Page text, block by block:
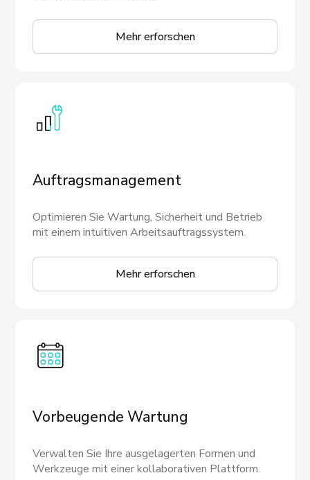
Mehr erforschen
Auftragsmanagement
Optimieren Sie Wartung, Sicherheit und Betrieb
mit einem intuitiven Arbeitsauftragssystem.
Mehr erforschen
Vorbeugende Wartung
Verwalten Sie Ihre ausgelagerten Formen und
Werkzeuge mit einer kollaborativen Plattform.